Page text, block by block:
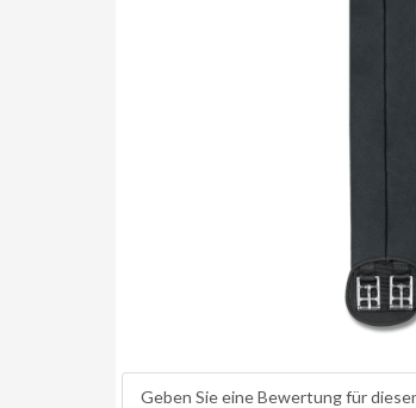
Geben Sie eine Bewertung für